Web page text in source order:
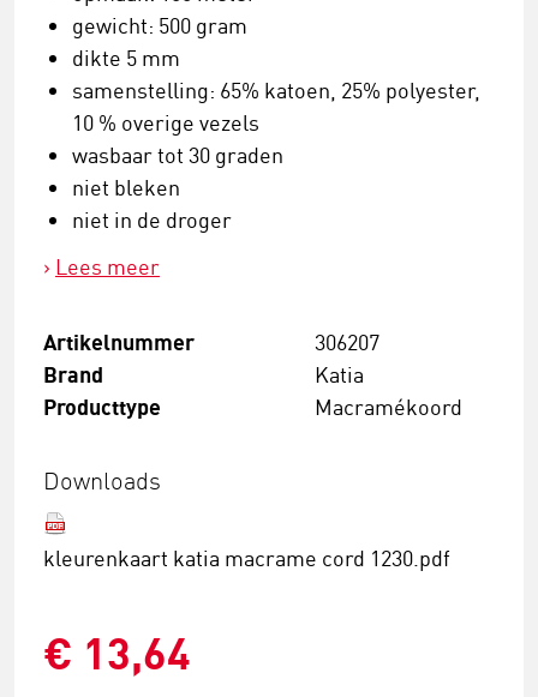
gewicht: 500 gram
dikte 5 mm
samenstelling: 65% katoen, 25% polyester,
10 % overige vezels
wasbaar tot 30 graden
niet bleken
niet in de droger
Lees meer
Artikelnummer 306207
Brand Katia
Producttype Macramékoord
Downloads
kleurenkaart katia macrame cord 1230.pdf
€ 13,64